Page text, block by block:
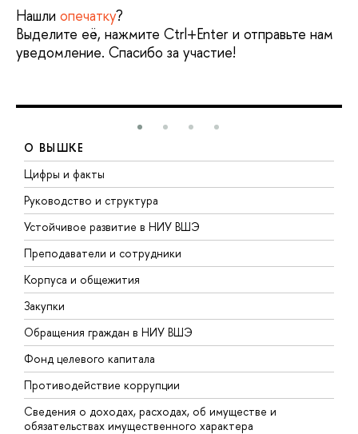
Нашли опечатку?
Выделите её, нажмите Ctrl+Enter и отправьте нам
уведомление. Спасибо за участие!
О ВЫШКЕ
Цифры и факты
Руководство и структура
Устойчивое развитие в НИУ ВШЭ
Преподаватели и сотрудники
Корпуса и общежития
Закупки
Обращения граждан в НИУ ВШЭ
Фонд целевого капитала
Противодействие коррупции
Сведения о доходах, расходах, об имуществе и
обязательствах имущественного характера